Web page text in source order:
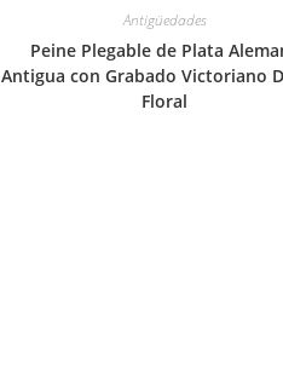
Antigüedades
Peine Plegable de Plata
Antigua con Grabado Victoriano
Floral